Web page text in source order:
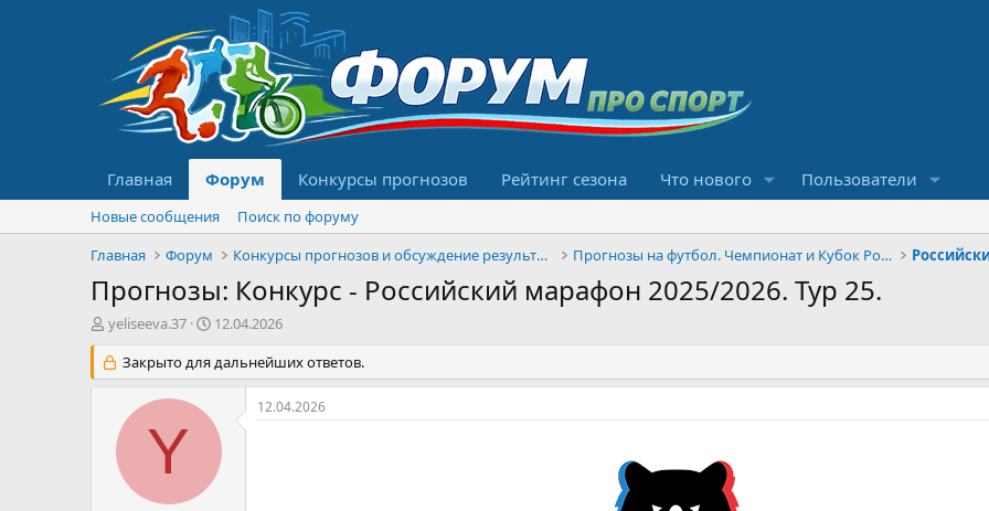
Главная Форум Конкурсы прогнозов Рейтинг сезона Что нового Пользователи
Новые сообщения
Поиск по форуму
Главная
Форум Конкурсы прогнозов и обсуждение результатов Прогнозы на футбол. Чемпионат и Кубок России
Прогнозы: Конкурс - Российский марафон 2025/2026. Тур 25.
А
т
о
м
yeliseeva.37
Д
т
а
а
ч
а
л
12.04.2026
Закрыто для дальнейших ответов.
Y
12.04.2026